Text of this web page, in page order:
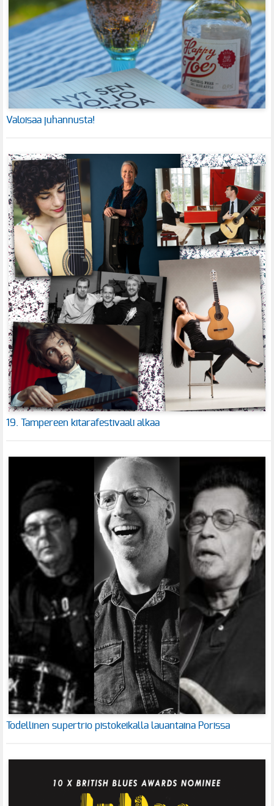
Valoisaa juhannusta!
19. Tampereen kitarafestivaali alkaa
Todellinen supertrio pistokeikalla lauantaina Porissa